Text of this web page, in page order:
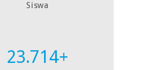
Siswa
23.714+